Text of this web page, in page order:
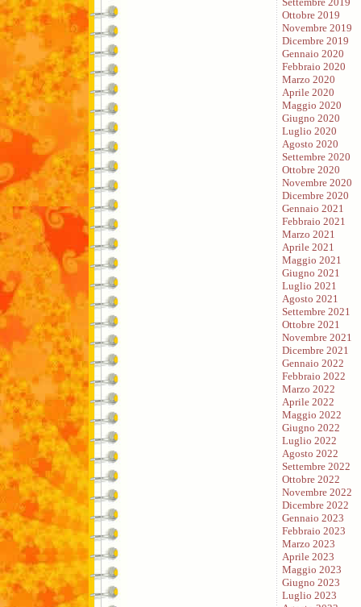
Ottobre 2019
Novembre 2019
Dicembre 2019
Gennaio 2020
Febbraio 2020
Marzo 2020
Aprile 2020
Maggio 2020
Giugno 2020
Luglio 2020
Agosto 2020
Settembre 2020
Ottobre 2020
Novembre 2020
Dicembre 2020
Gennaio 2021
Febbraio 2021
Marzo 2021
Aprile 2021
Maggio 2021
Giugno 2021
Luglio 2021
Agosto 2021
Settembre 2021
Ottobre 2021
Novembre 2021
Dicembre 2021
Gennaio 2022
Febbraio 2022
Marzo 2022
Aprile 2022
Maggio 2022
Giugno 2022
Luglio 2022
Agosto 2022
Settembre 2022
Ottobre 2022
Novembre 2022
Dicembre 2022
Gennaio 2023
Febbraio 2023
Marzo 2023
Aprile 2023
Maggio 2023
Giugno 2023
Luglio 2023